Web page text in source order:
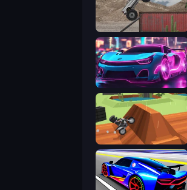
Hard Wheels
Cyber Cars Punk Racing 2
Blocky Trials